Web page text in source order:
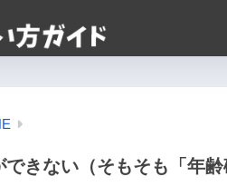
きない（そもそも「年